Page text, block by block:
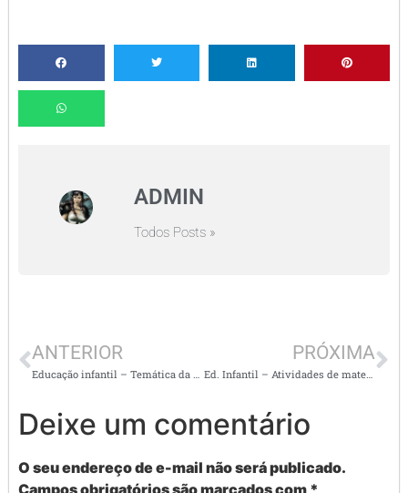
ADMIN
Todos Posts »
ANTERIOR
Educação infantil – Temática da Aula: NUMERAIS TRAÇADO DO NÚMEROS E QUANTIDADES
PRÓXIMA
Ed. Infantil – Atividades de matemática – números e quantidades de 0 a 10
Deixe um comentário
O seu endereço de e-mail não será publicado.